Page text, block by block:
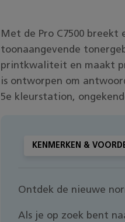
Met de Pro C7500
toonaangevende
printkwaliteit en maakt
is ontworpen om
5e kleurstation,
KENMERKEN &
Ontdek de nieuwe
Als je op zoek bent